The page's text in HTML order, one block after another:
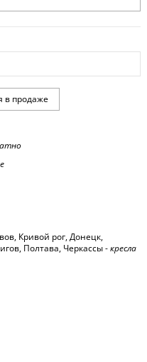
Кривой рог, Донецк,
Полтава, Черкассы -кресла